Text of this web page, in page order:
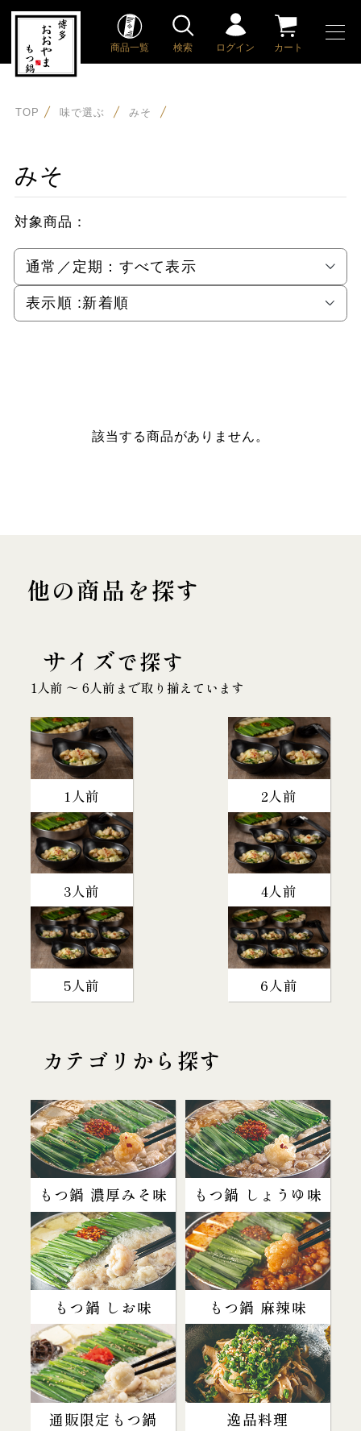
商品一覧 検索 ログイン カート
TOP 味で選ぶ みそ
みそ
対象商品：
通常／定期： すべて表示
表示順 :新着順
該当する商品がありません。
他の商品を探す
サイズで探す
1人前 〜 6人前まで取り揃えています
1人前 2人前
3人前 4人前
5人前 6人前
カテゴリから探す
もつ鍋 濃厚みそ味 もつ鍋 しょうゆ味
もつ鍋 しお味 もつ鍋 麻辣味
通販限定もつ鍋 逸品料理